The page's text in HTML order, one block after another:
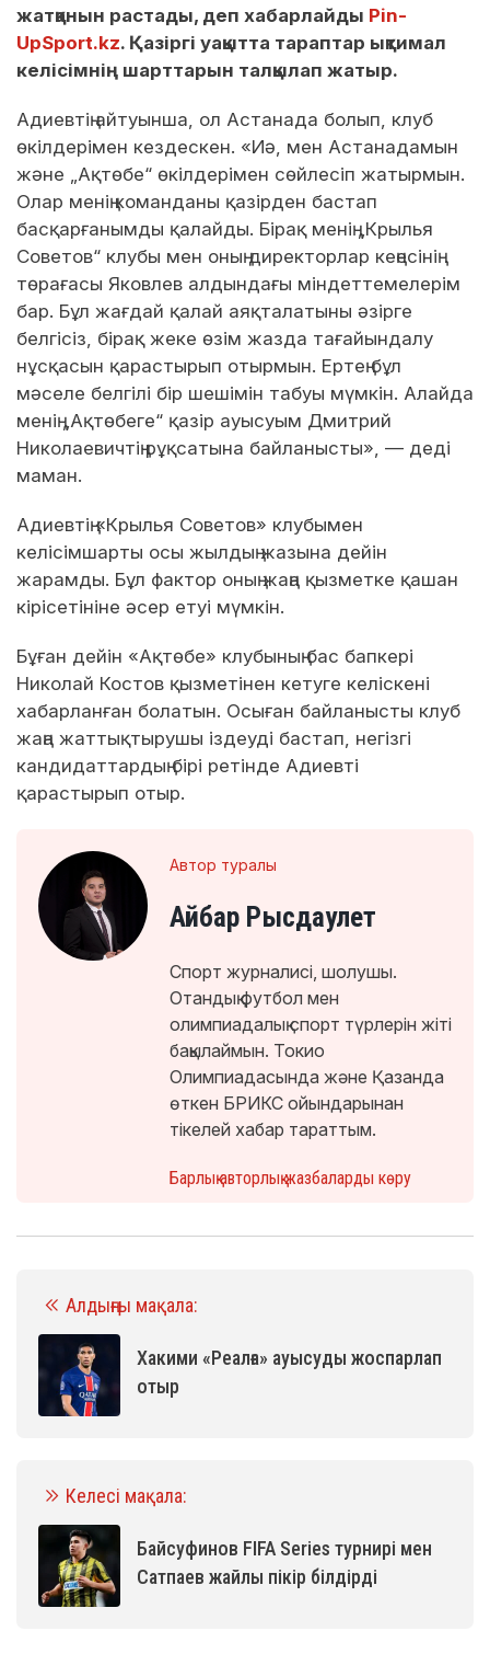
жатқанын растады, деп хабарлайды Pin-
UpSport.kz. Қазіргі уақытта тараптар ықтимал
келісімнің шарттарын талқылап жатыр.
Адиевтің айтуынша, ол Астанада болып, клуб
өкілдерімен кездескен. «Иә, мен Астанадамын
және „Ақтөбе“ өкілдерімен сөйлесіп жатырмын.
Олар менің команданы қазірден бастап
басқарғанымды қалайды. Бірақ менің „Крылья
Советов“ клубы мен оның директорлар кеңесінің
төрағасы Яковлев алдындағы міндеттемелерім
бар. Бұл жағдай қалай аяқталатыны әзірге
белгісіз, бірақ жеке өзім жазда тағайындалу
нұсқасын қарастырып отырмын. Ертең бұл
мәселе белгілі бір шешімін табуы мүмкін. Алайда
менің „Ақтөбеге“ қазір ауысуым Дмитрий
Николаевичтің рұқсатына байланысты», — деді
маман.
Адиевтің «Крылья Советов» клубымен
келісімшарты осы жылдың жазына дейін
жарамды. Бұл фактор оның жаңа қызметке қашан
кірісетініне әсер етуі мүмкін.
Бұған дейін «Ақтөбе» клубының бас бапкері
Николай Костов қызметінен кетуге келіскені
хабарланған болатын. Осыған байланысты клуб
жаңа жаттықтырушы іздеуді бастап, негізгі
кандидаттардың бірі ретінде Адиевті
қарастырып отыр.
Автор туралы
Айбар Рысдаулет
Спорт журналисі, шолушы.
Отандық футбол мен
олимпиадалық спорт түрлерін жіті
бақылаймын. Токио
Олимпиадасында және Қазанда
өткен БРИКС ойындарынан
тікелей хабар тараттым.
Барлық авторлық жазбаларды көру
Алдыңғы мақала:
Хакими «Реалға» ауысуды жоспарлап
отыр
Келесі мақала:
Байсуфинов FIFA Series турнирі мен
Сатпаев жайлы пікір білдірді